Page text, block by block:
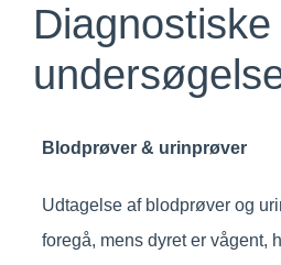
Diagnostiske
Blodprøver & urinprøver
Udtagelse af blodprøver og
foregå, mens dyret er vågent,